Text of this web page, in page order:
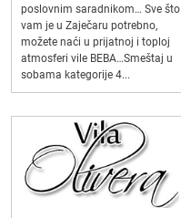
poslovnim saradnikom… Sve što
vam je u Zaječaru potrebno,
možete naći u prijatnoj i toploj
atmosferi vile BEBA…Smeštaj u
sobama kategorije 4...